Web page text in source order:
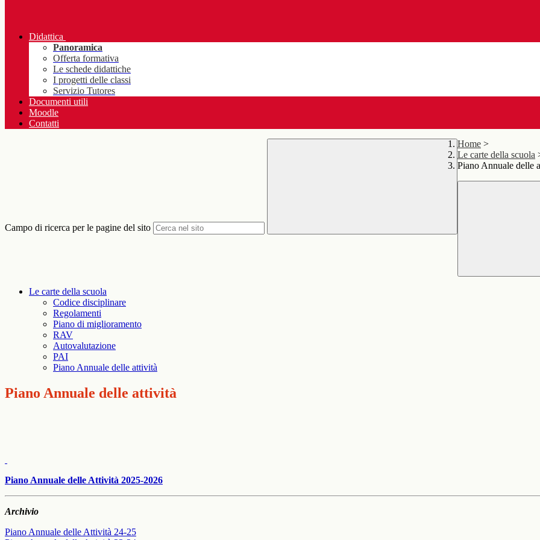
Didattica
Panoramica
Offerta formativa
Le schede didattiche
I progetti delle classi
Servizio Tutores
Documenti utili
Moodle
Contatti
Campo di ricerca per le pagine del sito
Home >
Le carte della scuola
Piano Annuale delle
Le carte della scuola
Codice disciplinare
Regolamenti
Piano di miglioramento
RAV
Autovalutazione
PAI
Piano Annuale delle attività
Piano Annuale delle attività
Piano Annuale delle Attività 2025-2026
Archivio
Piano Annuale delle Attività 24-25